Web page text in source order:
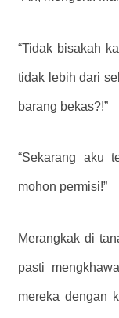
“Tidak bisakah
tidak lebih dari
barang bekas?!”
“Sekarang aku
mohon permisi!”
Merangkak di
pasti
mereka dengan